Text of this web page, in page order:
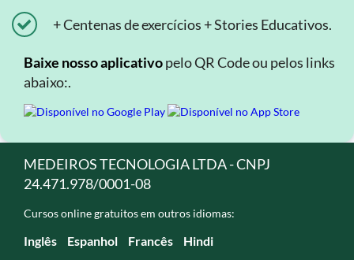
+ Centenas de exercícios + Stories Educativos.
Baixe nosso aplicativopelo QR Code ou pelos links
abaixo:.
MEDEIROS TECNOLOGIA LTDA - CNPJ
24.471.978/0001-08
Cursos online gratuitos em outros idiomas:
Inglês Espanhol Francês Hindi